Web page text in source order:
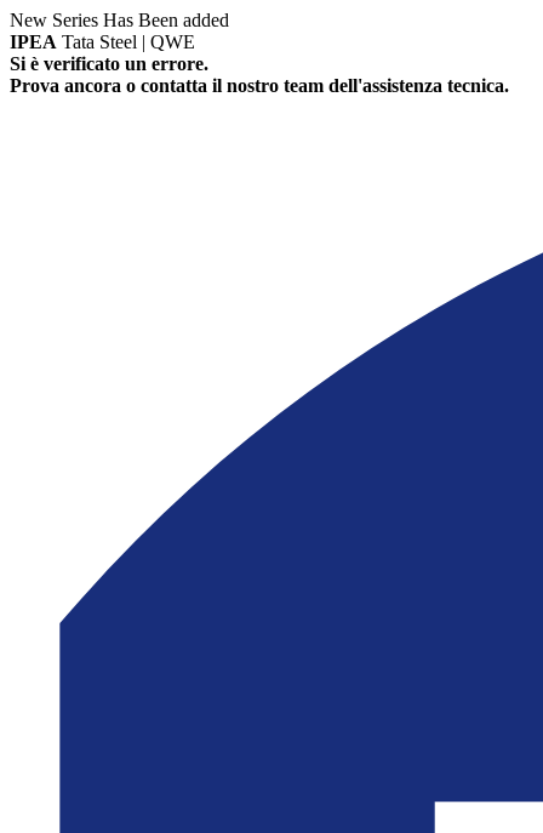
New Series Has Been added
IPEA Tata Steel | QWE
Si è verificato un errore.
Prova ancora o contatta il nostro team dell'assistenza tecnica.